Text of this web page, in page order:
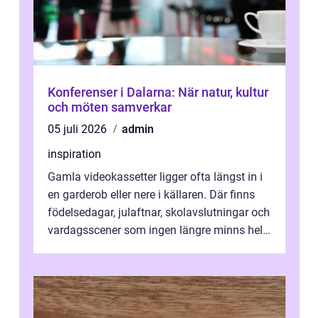
Konferenser i Dalarna: När natur, kultur
och möten samverkar
05 juli 2026
admin
inspiration
Gamla videokassetter ligger ofta längst in i
en garderob eller nere i källaren. Där finns
födelsedagar, julaftnar, skolavslutningar och
vardagsscener som ingen längre minns helt.